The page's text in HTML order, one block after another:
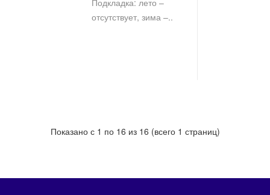
Подкладка: лето –
отсутствует, зима –..
Показано с 1 по 16 из 16 (всего 1 страниц)